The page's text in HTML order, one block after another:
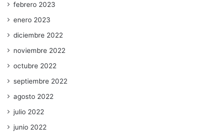
febrero 2023
enero 2023
diciembre 2022
noviembre 2022
octubre 2022
septiembre 2022
agosto 2022
julio 2022
junio 2022